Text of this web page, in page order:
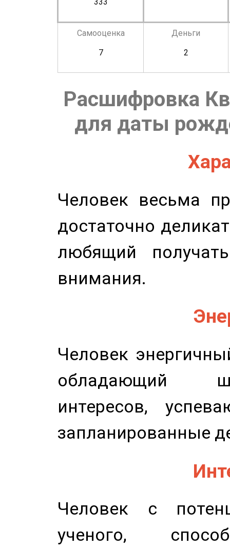
Самооценка
7
Деньги
2
Расшифровка
для даты
Человек весьма
достаточно
любящий
внимания.
Человек
обладающий
интересов,
запланированные
Человек с
ученого,